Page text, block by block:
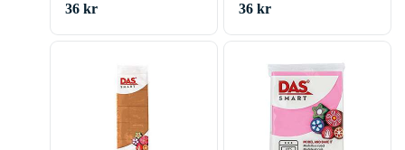
36 kr 36 kr